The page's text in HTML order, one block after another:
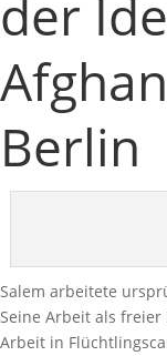
der
Berlin
Salem arbeitete
Seine Arbeit als
Arbeit in